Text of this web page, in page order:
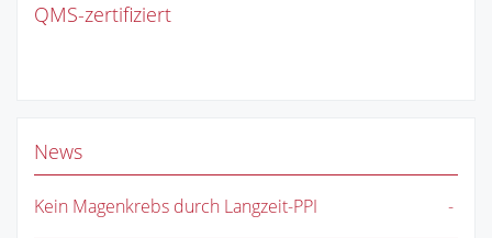
QMS-zertifiziert
News
Kein Magenkrebs durch Langzeit-PPI